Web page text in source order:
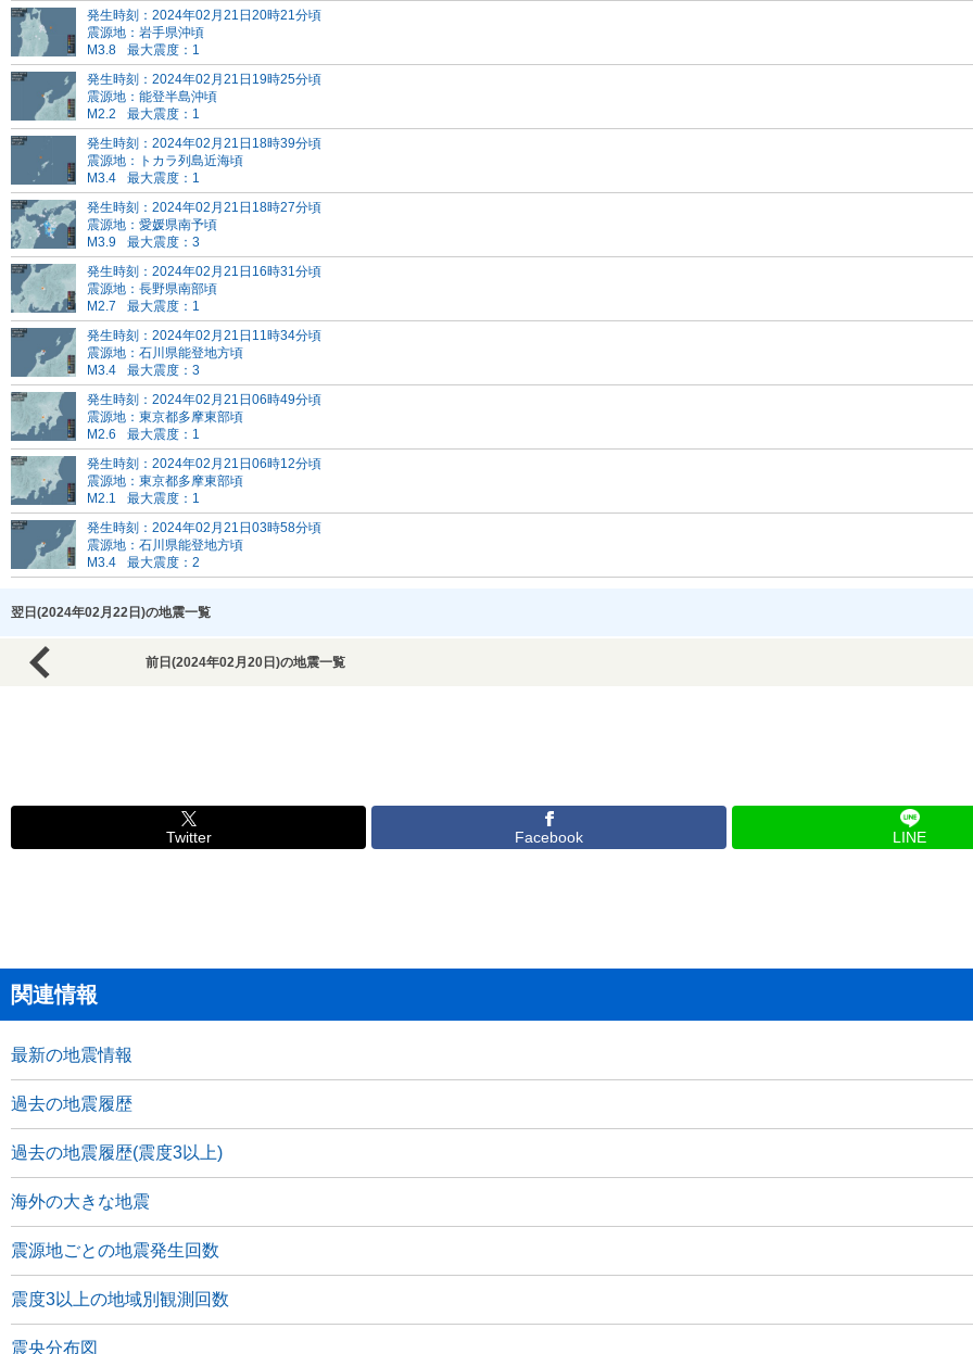
発生時刻：2024年02月21日20時21分頃
震源地：岩手県沖頃
M3.8
最大震度：1
発生時刻：2024年02月21日19時25分頃
震源地：能登半島沖頃
M2.2
最大震度：1
発生時刻：2024年02月21日18時39分頃
震源地：トカラ列島近海頃
M3.4
最大震度：1
発生時刻：2024年02月21日18時27分頃
震源地：愛媛県南予頃
M3.9
最大震度：3
発生時刻：2024年02月21日16時31分頃
震源地：長野県南部頃
M2.7
最大震度：1
発生時刻：2024年02月21日11時34分頃
震源地：石川県能登地方頃
M3.4
最大震度：3
発生時刻：2024年02月21日06時49分頃
震源地：東京都多摩東部頃
M2.6
最大震度：1
発生時刻：2024年02月21日06時12分頃
震源地：東京都多摩東部頃
M2.1
最大震度：1
発生時刻：2024年02月21日03時58分頃
震源地：石川県能登地方頃
M3.4
最大震度：2
翌日(2024年02月22日)の地震一覧
前日(2024年02月20日)の地震一覧
Twitter Facebook LINE
関連情報
最新の地震情報
過去の地震履歴
過去の地震履歴(震度3以上)
海外の大きな地震
震源地ごとの地震発生回数
震度3以上の地域別観測回数
震央分布図